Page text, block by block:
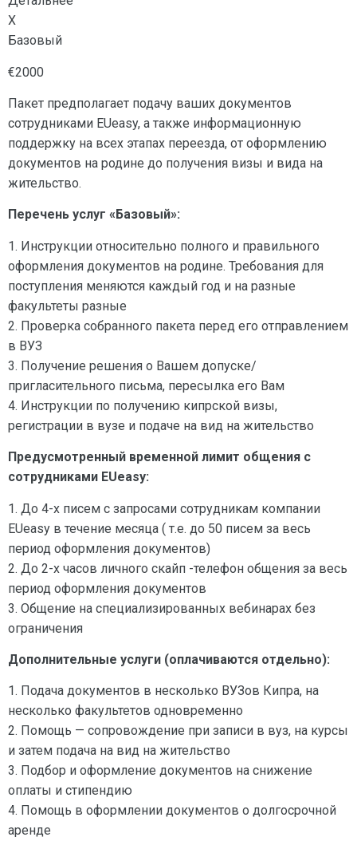
X
Базовый
€2000
Пакет предполагает подачу ваших документов
сотрудниками EUeasy, а также информационную
поддержку на всех этапах переезда, от оформлению
документов на родине до получения визы и вида на
жительство.
Перечень услуг «Базовый»:
1. Инструкции относительно полного и правильного
оформления документов на родине. Требования для
поступления меняются каждый год и на разные
факультеты разные
2. Проверка собранного пакета перед его отправлением
в ВУЗ
3. Получение решения о Вашем допуске/
пригласительного письма, пересылка его Вам
4. Инструкции по получению кипрской визы,
регистрации в вузе и подаче на вид на жительство
Предусмотренный временной лимит общения с
сотрудниками EUeasy:
1. До 4-х писем с запросами сотрудникам компании
EUeasy в течение месяца ( т.е. до 50 писем за весь
период оформления документов)
2. До 2-х часов личного скайп -телефон общения за весь
период оформления документов
3. Общение на специализированных вебинарах без
ограничения
Дополнительные услуги (оплачиваются отдельно):
1. Подача документов в несколько ВУЗов Кипра, на
несколько факультетов одновременно
2. Помощь — сопровождение при записи в вуз, на курсы
и затем подача на вид на жительство
3. Подбор и оформление документов на снижение
оплаты и стипендию
4. Помощь в оформлении документов о долгосрочной
аренде